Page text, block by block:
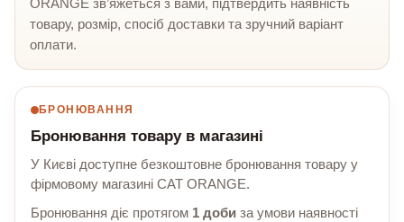
ORANGE зв’яжеться з вами, підтвердить наявність
товару, розмір, спосіб доставки та зручний варіант
оплати.
БРОНЮВАННЯ
Бронювання товару в магазині
У Києві доступне безкоштовне бронювання товару у
фірмовому магазині CAT ORANGE.
Бронювання діє протягом 1 доби за умови наявності